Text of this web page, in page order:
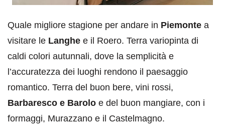
Quale migliore stagione per andare in Piemonte a
visitare le Langhe e il Roero. Terra variopinta di
caldi colori autunnali, dove la semplicità e
l’accuratezza dei luoghi rendono il paesaggio
romantico. Terra del buon bere, vini rossi,
Barbaresco e Barolo e del buon mangiare, con i
formaggi, Murazzano e il Castelmagno.